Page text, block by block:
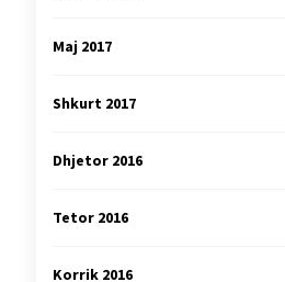
Maj 2017
Shkurt 2017
Dhjetor 2016
Tetor 2016
Korrik 2016